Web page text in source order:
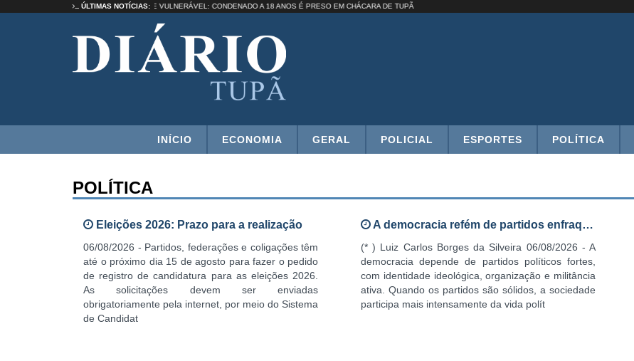
ÚLTIMAS NOTÍCIAS:ESTUPRO DE VULNERÁVEL: CONDENADO A 18 ANOS É PRESO EM CHÁCARA DE TUPÃ
INÍCIO ECONOMIA GERAL POLICIAL ESPORTES POLÍTICA
POLÍTICA
Eleições 2026: Prazo para a realização
06/08/2026 - Partidos, federações e coligações têm
até o próximo dia 15 de agosto para fazer o pedido
de registro de candidatura para as eleições 2026.
As solicitações devem ser enviadas
obrigatoriamente pela internet, por meio do Sistema
de Candidat
A democracia refém de partidos enfraquec
(* ) Luiz Carlos Borges da Silveira 06/08/2026 - A
democracia depende de partidos políticos fortes,
com identidade ideológica, organização e militância
ativa. Quando os partidos são sólidos, a sociedade
participa mais intensamente da vida polít